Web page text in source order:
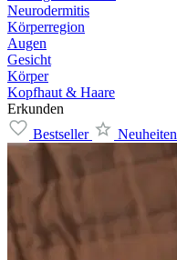
Neurodermitis
Körperregion
Augen
Gesicht
Körper
Kopfhaut & Haare
Erkunden
Bestseller
Neuheiten